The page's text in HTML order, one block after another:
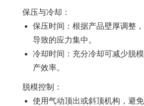
保压与冷却 ：
保压时间：根据产品壁厚调整
导致的应力集中。
冷却时间：充分冷却可减少脱
产效率。
脱模控制
：
使用气动顶出或斜顶机构，避免